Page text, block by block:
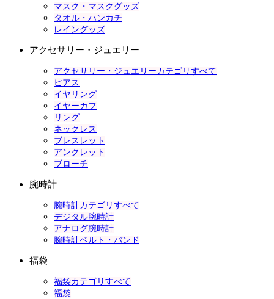
マスク・マスクグッズ
タオル・ハンカチ
レイングッズ
アクセサリー・ジュエリー
アクセサリー・ジュエリーカテゴリすべて
ピアス
イヤリング
イヤーカフ
リング
ネックレス
ブレスレット
アンクレット
ブローチ
腕時計
腕時計カテゴリすべて
デジタル腕時計
アナログ腕時計
腕時計ベルト・バンド
福袋
福袋カテゴリすべて
福袋